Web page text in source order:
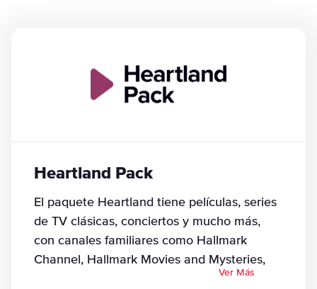
Heartland Pack
El paquete Heartland tiene películas, series
de TV clásicas, conciertos y mucho más,
con canales familiares como Hallmark
Channel, Hallmark Movies and Mysteries,
GSN, PixL, RFD-TV, Rural TV y BabyTV.
Ver Más